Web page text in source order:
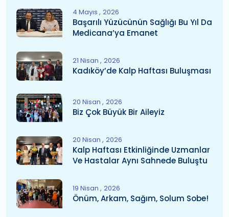
4 Mayıs 2026
Başarılı Yüzücünün Sağlığı Bu Yıl Da
Medicana’ya Emanet
21 Nisan 2026
Kadıköy’de Kalp Haftası Buluşması
20 Nisan 2026
Biz Çok Büyük Bir Aileyiz
20 Nisan 2026
Kalp Haftası Etkinliğinde Uzmanlar
Ve Hastalar Aynı Sahnede Buluştu
19 Nisan 2026
Önüm, Arkam, Sağım, Solum Sobe!